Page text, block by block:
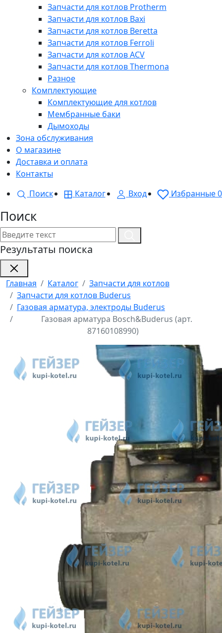
Запчасти для котлов Protherm
Запчасти для котлов Baxi
Запчасти для котлов Beretta
Запчасти для котлов Ferroli
Запчасти для котлов ACV
Запчасти для котлов Thermona
Разное
Комплектующие
Комплектующие для котлов
Мембранные баки
Дымоходы
Зона обслуживания
О магазине
Доставка и оплата
Контакты
Поиск
Каталог Вход Избранные0
Поиск
Результаты поиска
Главная Каталог
Запчасти для котлов
Запчасти для котлов Buderus
Газовая арматура, электроды Buderus
Газовая арматура Bosch&Buderus (арт.
87160108990)